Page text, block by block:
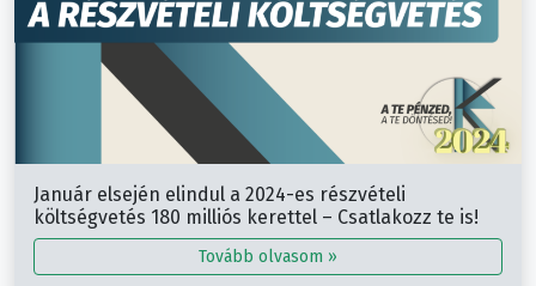
Január elsején elindul a 2024-es részvételi
költségvetés 180 milliós kerettel – Csatlakozz te is!
Tovább olvasom »